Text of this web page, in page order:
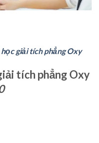
giải tích phẳng Oxy
tích phẳng Oxy